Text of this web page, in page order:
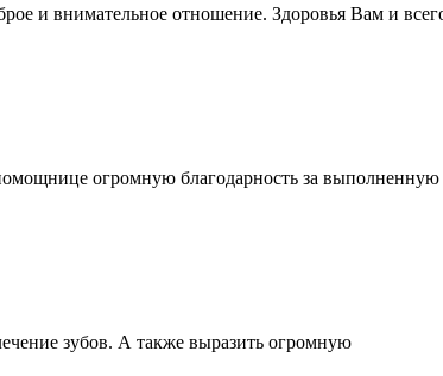
и внимательное отношение. Здоровья Вам и
огромную благодарность за выполненную
зубов. А также выразить огромную